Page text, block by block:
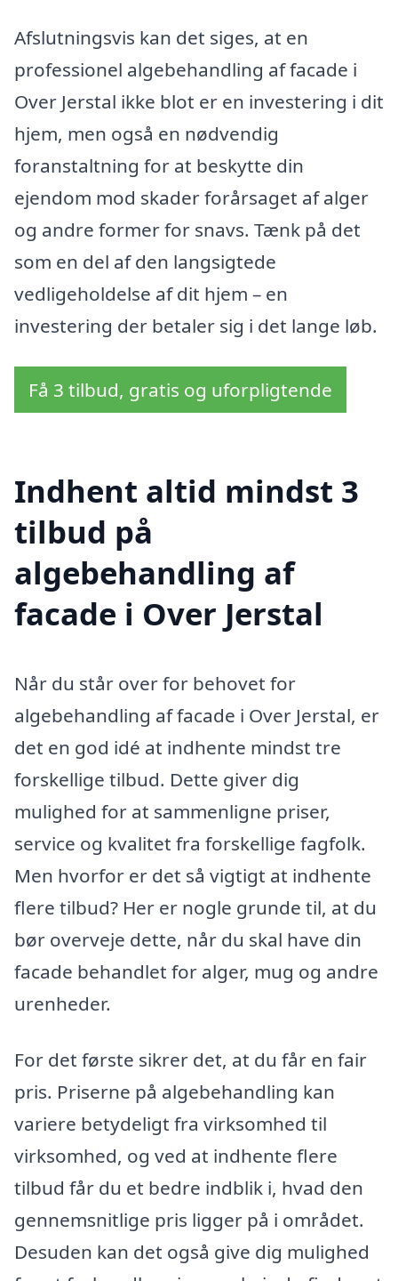
Afslutningsvis kan det siges, at en
professionel algebehandling af facade i
Over Jerstal ikke blot er en investering i dit
hjem, men også en nødvendig
foranstaltning for at beskytte din
ejendom mod skader forårsaget af alger
og andre former for snavs. Tænk på det
som en del af den langsigtede
vedligeholdelse af dit hjem – en
investering der betaler sig i det lange løb.
Få 3 tilbud, gratis og uforpligtende
Indhent altid mindst 3
tilbud på
algebehandling af
facade i Over Jerstal
Når du står over for behovet for
algebehandling af facade i Over Jerstal, er
det en god idé at indhente mindst tre
forskellige tilbud. Dette giver dig
mulighed for at sammenligne priser,
service og kvalitet fra forskellige fagfolk.
Men hvorfor er det så vigtigt at indhente
flere tilbud? Her er nogle grunde til, at du
bør overveje dette, når du skal have din
facade behandlet for alger, mug og andre
urenheder.
For det første sikrer det, at du får en fair
pris. Priserne på algebehandling kan
variere betydeligt fra virksomhed til
virksomhed, og ved at indhente flere
tilbud får du et bedre indblik i, hvad den
gennemsnitlige pris ligger på i området.
Desuden kan det også give dig mulighed